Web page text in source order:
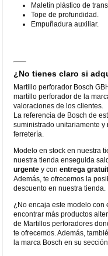
Maletín plástico de
Tope de profundidad.
Empuñadura auxiliar.
¿No tienes claro si
Martillo perforador Bosch
martillo perforador de la
valoraciones de los clientes.
La referencia de Bosch de
suministrado unitariamente
ferretería.
Modelo en stock en nuestra
nuestra tienda enseguida
urgente y conentrega
Además, te ofrecemos la
descuento en nuestra tienda.
¿No encaja este modelo con
encontrar más productos
de Martillos perforadores
te ofrecemos. Además,
la marca Bosch en su